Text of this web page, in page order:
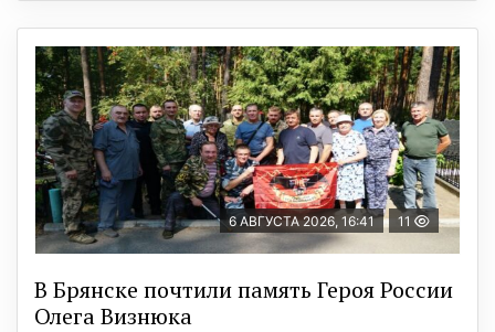
6 АВГУСТА 2026, 16:41 11
В Брянске почтили память Героя России
Олега Визнюка